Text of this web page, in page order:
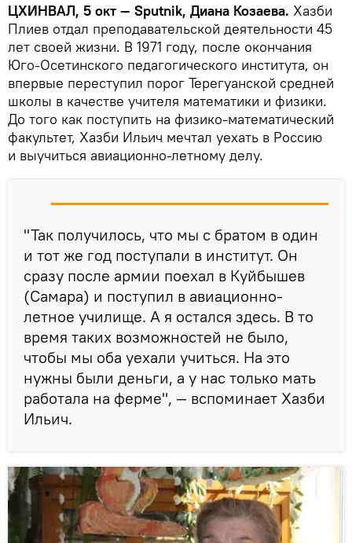
ЦХИНВАЛ, 5 окт — Sputnik, Диана Козаева. Хазби
Плиев отдал преподавательской деятельности 45
лет своей жизни. В 1971 году, после окончания
Юго-Осетинского педагогического института, он
впервые переступил порог Терегуанской средней
школы в качестве учителя математики и физики.
До того как поступить на физико-математический
факультет, Хазби Ильич мечтал уехать в Россию
и выучиться авиационно-летному делу.
"Так получилось, что мы с братом в один
и тот же год поступали в институт. Он
сразу после армии поехал в Куйбышев
(Самара) и поступил в авиационно-
летное училище. А я остался здесь. В то
время таких возможностей не было,
чтобы мы оба уехали учиться. На это
нужны были деньги, а у нас только мать
работала на ферме", — вспоминает Хазби
Ильич.